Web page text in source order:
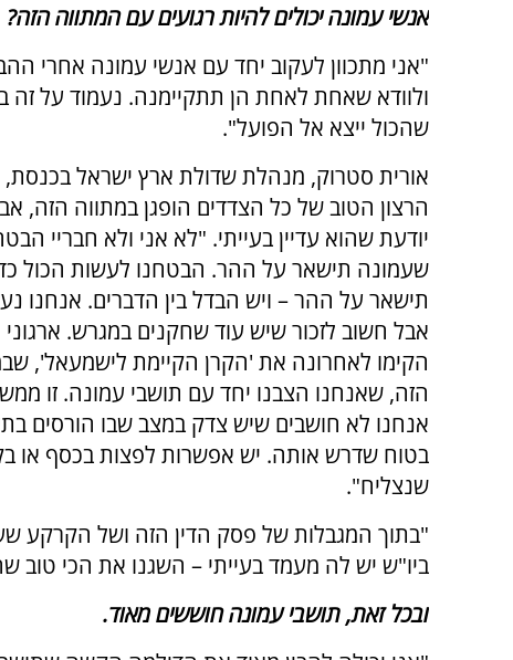
אנשי עמונה יכולים להיות רגועים עם המתווה הזה?
"אני מתכוון לעקוב יחד עם אנשי עמונה אחרי
ולוודא שאחת לאחת הן תתקיימנה. נעמוד על זה
שהכול ייצא אל הפועל".
אורית סטרוק, מנהלת שדולת ארץ ישראל בכנסת,
הרצון הטוב של כל הצדדים הופגן במתווה הזה,
יודעת שהוא עדיין בעייתי. "לא אני ולא חבריי
שעמונה תישאר על ההר. הבטחנו לעשות הכול
תישאר על ההר – ויש הבדל בין הדברים. אנחנו
אבל חשוב לזכור שיש עוד שחקנים במגרש.
הקימו לאחרונה את 'הקרן הקיימת לישמעאל',
הזה, שאנחנו הצבנו יחד עם תושבי עמונה. זו
אנחנו לא חושבים שיש צדק במצב שבו הורסים
בטוח שדרש אותה. יש אפשרות לפצות בכסף או
שנצליח".
"בתוך המגבלות של פסק הדין הזה ושל הקרקע
ביו"ש יש לה מעמד בעייתי – השגנו את הכי
ובכל זאת, תושבי עמונה חוששים מאוד.